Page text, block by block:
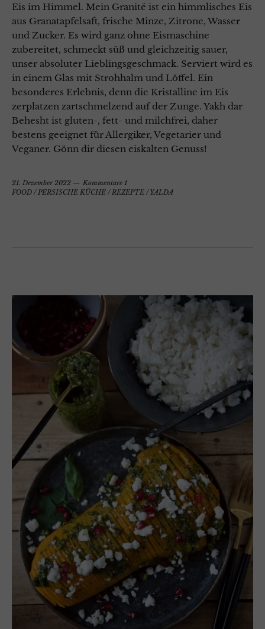
Eis im Himmel. Mein Granité ist ein himmlisches Eis
aus Granatapfelsaft, frische Minze, Zitrone, Wasser
und Zucker. Es wird ganz ohne Eismaschine
zubereitet, schmeckt süß und gleichzeitig sauer,
unser absoluter Lieblingsgeschmack. Serviert wird es
in einem Glas mit Strohhalm und Löffel. Ein
besonderes Erlebnis, denn die Kristalline im Eis
zerplatzen zartschmelzend auf der Zunge. Yakh dar
Behesht ist gluten-, fett- und milchfrei, daher
bestens geeignet für Allergiker, Vegetarier und
Veganer. Gönn dir diesen eiskalten Genuss!
21. Dezember 2022
Kommentare 1
FOOD / PERSISCHE KÜCHE / REZEPTE /YALDA